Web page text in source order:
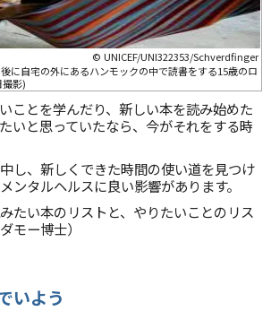
© UNICEF/UNI322353/Schverdfinger
に自宅の外にあるハンモックの中で読書をする15歳のロ
影)
ことを学んだり、新しい本を読み始めた
いと思っていたなら、今がそれをする時
し、新しくできた時間の使い道を見つけ
ンタルヘルスに良い影響があります。
たい本のリストと、やりたいことのリス
モー博士）
いよう